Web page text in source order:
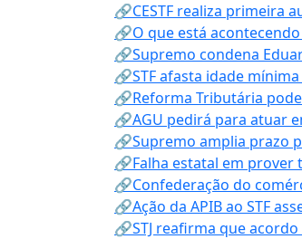
🔗CESTF realiza primeira
🔗O que está
🔗Supremo condena
🔗STF afasta idade
🔗Reforma Tributária
🔗AGU pedirá para atuar
🔗Supremo amplia prazo
🔗Falha estatal em prover
🔗Confederação do
🔗Ação da APIB ao STF
🔗STJ reafirma que